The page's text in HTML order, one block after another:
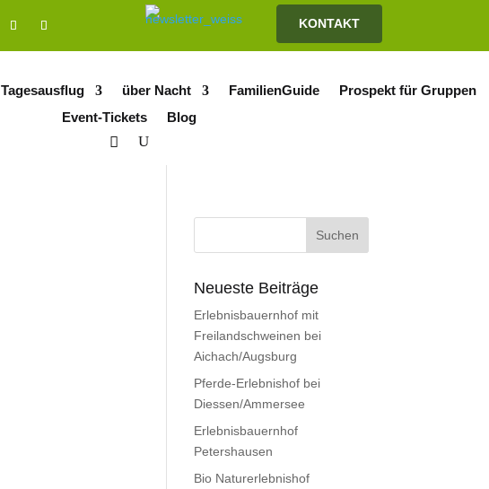
KONTAKT
Tagesausflug über Nacht FamilienGuide
Prospekt für Gruppen
Event-Tickets
Blog
Neueste Beiträge
Erlebnisbauernhof mit
Freilandschweinen bei
Aichach/Augsburg
Pferde-Erlebnishof bei
Diessen/Ammersee
Erlebnisbauernhof
Petershausen
Bio Naturerlebnishof